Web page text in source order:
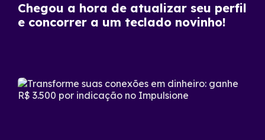
Chegou a hora de atualizar seu perfil
e concorrer a um teclado novinho!